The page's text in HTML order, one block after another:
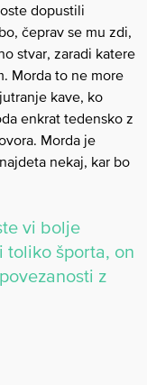
dopustili
čeprav se mu zdi,
stvar, zaradi katere
Morda to ne more
kave, ko
enkrat tedensko z
Morda je
nekaj, kar bo
vi bolje
toliko športa, on
z